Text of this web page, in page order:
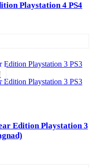
Playstation 4 PS4
Edition Playstation 3